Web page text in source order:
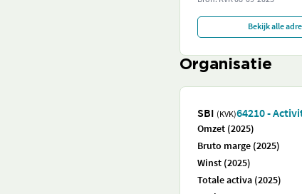
Bekijk alle
Organisatie
SBI (KVK)64210 -
Omzet (2025)
Bruto marge (2025)
Winst (2025)
Totale activa (2025)